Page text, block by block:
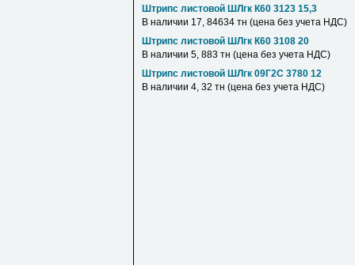
Штрипс листовой ШЛгк К60 3123 15,3
В наличии 17, 84634 тн (цена без учета НДС)
Штрипс листовой ШЛгк К60 3108 20
В наличии 5, 883 тн (цена без учета НДС)
Штрипс листовой ШЛгк 09Г2С 3780 12
В наличии 4, 32 тн (цена без учета НДС)